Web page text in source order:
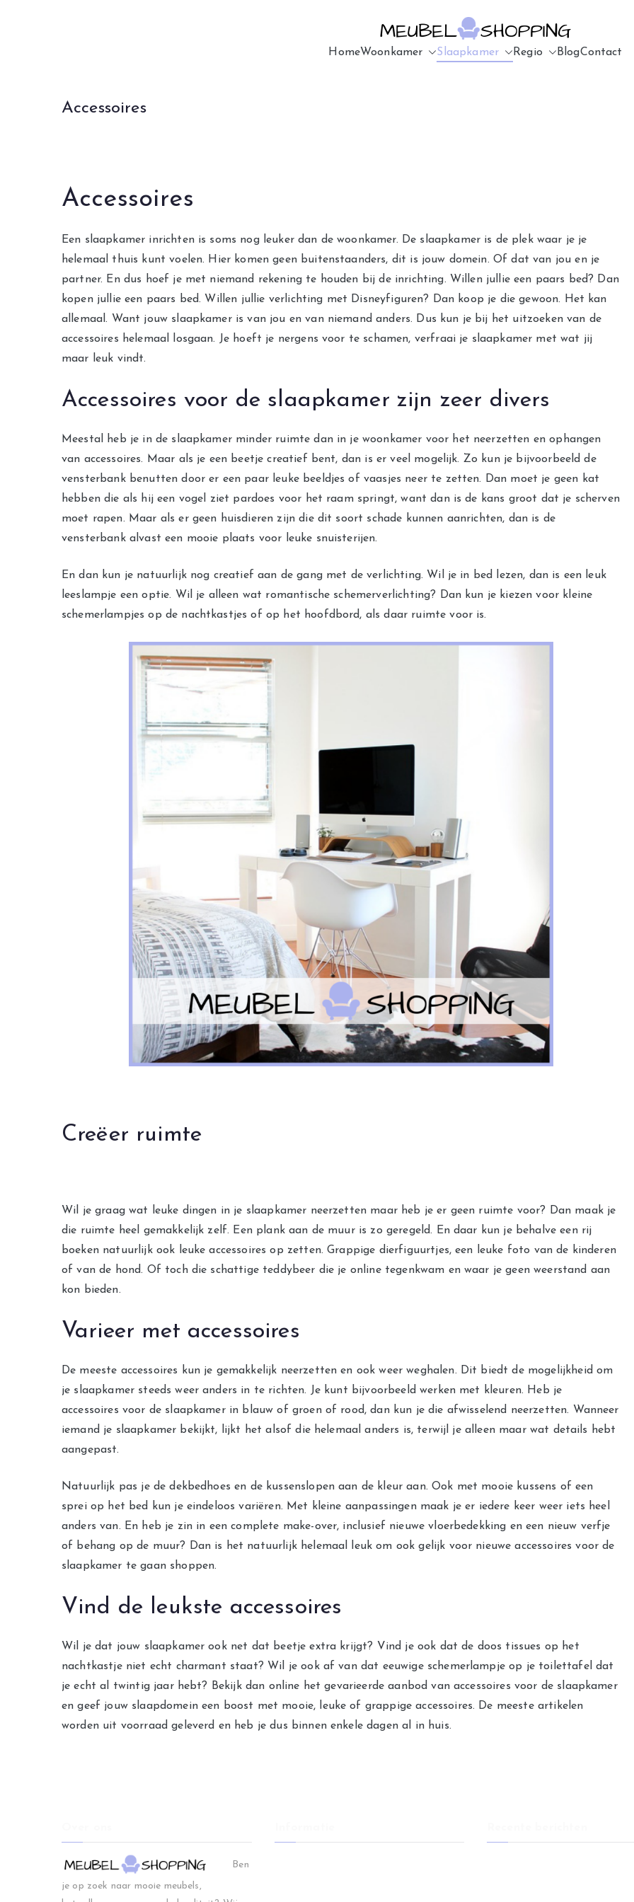
u7183p16603
HomeWoonkamer Slaapkamer Regio BlogContact
Accessoires
Accessoires
Een slaapkamer inrichten is soms nog leuker dan de woonkamer. De slaapkamer is de plek waar je je
helemaal thuis kunt voelen. Hier komen geen buitenstaanders, dit is jouw domein. Of dat van jou en je
partner. En dus hoef je met niemand rekening te houden bij de inrichting. Willen jullie een paars bed? Dan
kopen jullie een paars bed. Willen jullie verlichting met Disneyfiguren? Dan koop je die gewoon. Het kan
allemaal. Want jouw slaapkamer is van jou en van niemand anders. Dus kun je bij het uitzoeken van de
accessoires helemaal losgaan. Je hoeft je nergens voor te schamen, verfraai je slaapkamer met wat jij
maar leuk vindt.
Accessoires voor de slaapkamer zijn zeer divers
Meestal heb je in de slaapkamer minder ruimte dan in je woonkamer voor het neerzetten en ophangen
van accessoires. Maar als je een beetje creatief bent, dan is er veel mogelijk. Zo kun je bijvoorbeeld de
vensterbank benutten door er een paar leuke beeldjes of vaasjes neer te zetten. Dan moet je geen kat
hebben die als hij een vogel ziet pardoes voor het raam springt, want dan is de kans groot dat je scherven
moet rapen. Maar als er geen huisdieren zijn die dit soort schade kunnen aanrichten, dan is de
vensterbank alvast een mooie plaats voor leuke snuisterijen.
En dan kun je natuurlijk nog creatief aan de gang met de verlichting. Wil je in bed lezen, dan is een leuk
leeslampje een optie. Wil je alleen wat romantische schemerverlichting? Dan kun je kiezen voor kleine
schemerlampjes op de nachtkastjes of op het hoofdbord, als daar ruimte voor is.
Creëer ruimte
Wil je graag wat leuke dingen in je slaapkamer neerzetten maar heb je er geen ruimte voor? Dan maak je
die ruimte heel gemakkelijk zelf. Een plank aan de muur is zo geregeld. En daar kun je behalve een rij
boeken natuurlijk ook leuke accessoires op zetten. Grappige dierfiguurtjes, een leuke foto van de kinderen
of van de hond. Of toch die schattige teddybeer die je online tegenkwam en waar je geen weerstand aan
kon bieden.
Varieer met accessoires
De meeste accessoires kun je gemakkelijk neerzetten en ook weer weghalen. Dit biedt de mogelijkheid om
je slaapkamer steeds weer anders in te richten. Je kunt bijvoorbeeld werken met kleuren. Heb je
accessoires voor de slaapkamer in blauw of groen of rood, dan kun je die afwisselend neerzetten. Wanneer
iemand je slaapkamer bekijkt, lijkt het alsof die helemaal anders is, terwijl je alleen maar wat details hebt
aangepast.
Natuurlijk pas je de dekbedhoes en de kussenslopen aan de kleur aan. Ook met mooie kussens of een
sprei op het bed kun je eindeloos variëren. Met kleine aanpassingen maak je er iedere keer weer iets heel
anders van. En heb je zin in een complete make-over, inclusief nieuwe vloerbedekking en een nieuw verfje
of behang op de muur? Dan is het natuurlijk helemaal leuk om ook gelijk voor nieuwe accessoires voor de
slaapkamer te gaan shoppen.
Vind de leukste accessoires
Wil je dat jouw slaapkamer ook net dat beetje extra krijgt? Vind je ook dat de doos tissues op het
nachtkastje niet echt charmant staat? Wil je ook af van dat eeuwige schemerlampje op je toilettafel dat
je echt al twintig jaar hebt? Bekijk dan online het gevarieerde aanbod van accessoires voor de slaapkamer
en geef jouw slaapdomein een boost met mooie, leuke of grappige accessoires. De meeste artikelen
worden uit voorraad geleverd en heb je dus binnen enkele dagen al in huis.
Ben
je op zoek naar mooie meubels,